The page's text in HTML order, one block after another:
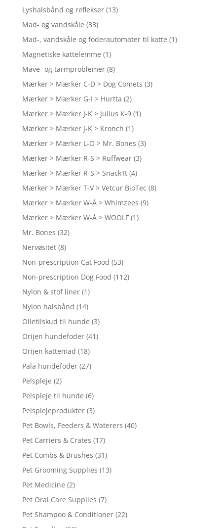
Lyshalsbånd og reflekser (13)
Mad- og vandskåle (33)
Mad-, vandskåle og foderautomater til katte (1)
Magnetiske kattelemme (1)
Mave- og tarmproblemer (8)
Mærker > Mærker C-D > Dog Comets (3)
Mærker > Mærker G-I > Hurtta (2)
Mærker > Mærker J-K > Julius K-9 (1)
Mærker > Mærker J-K > Kronch (1)
Mærker > Mærker L-O > Mr. Bones (3)
Mærker > Mærker R-S > Ruffwear (3)
Mærker > Mærker R-S > Snack'It (4)
Mærker > Mærker T-V > Vetcur BioTec (8)
Mærker > Mærker W-Å > Whimzees (9)
Mærker > Mærker W-Å > WOOLF (1)
Mr. Bones (32)
Nervøsitet (8)
Non-prescription Cat Food (53)
Non-prescription Dog Food (112)
Nylon & stof liner (1)
Nylon halsbånd (14)
Olietilskud til hunde (3)
Orijen hundefoder (41)
Orijen kattemad (18)
Pala hundefoder (27)
Pelspleje (2)
Pelspleje til hunde (6)
Pelsplejeprodukter (3)
Pet Bowls, Feeders & Waterers (40)
Pet Carriers & Crates (17)
Pet Combs & Brushes (31)
Pet Grooming Supplies (13)
Pet Medicine (2)
Pet Oral Care Supplies (7)
Pet Shampoo & Conditioner (22)